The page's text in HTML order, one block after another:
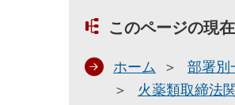
このページの現
ホーム 部署別
火薬類取締法